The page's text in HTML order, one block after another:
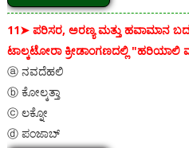
11➤ ಪರಿಸರ, ಅರಣ್ಯ ಮತ್ತು ಹವಾಮಾನ
ಟಾಲ್ಕಟೋರಾ ಕ್ರೀಡಾಂಗಣದಲ್ಲಿ
ⓐ ನವದೆಹಲಿ
ⓑ ಕೋಲ್ಕತ್ತಾ
ⓒ ಲಕ್ನೋ
ⓓ ಪಂಜಾಬ್